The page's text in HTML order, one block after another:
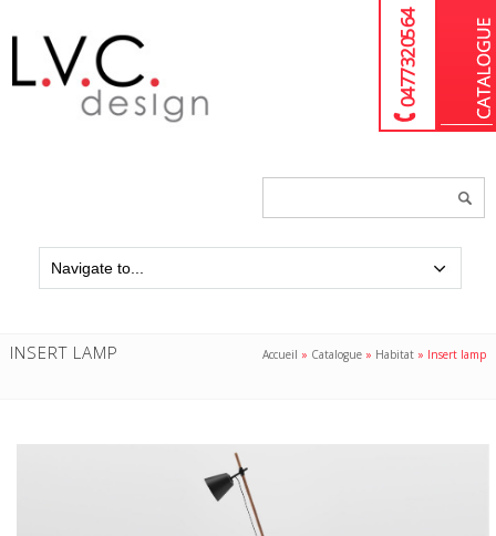
04 77 32 05 64
INSERT LAMP Accueil » Catalogue » Habitat » Insert lamp